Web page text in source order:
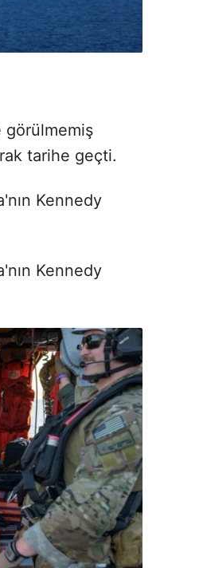
görülmemiş
tarihe geçti.
Kennedy
Kennedy